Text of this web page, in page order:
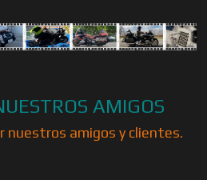
AMIGOS
nuestros amigos y clientes.